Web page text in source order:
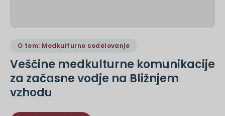
O tem: Medkulturno sodelovanje
Veščine medkulturne komunikacije
za začasne vodje na Bližnjem
vzhodu